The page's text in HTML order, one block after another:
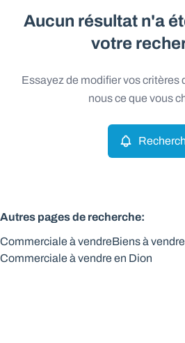
Aucun résultat n'a
votre
Essayez de modifier vos critères
nous ce que vous
Autres pages de recherche:
Commerciale à vendreBiens à
Commerciale à vendre en Dion